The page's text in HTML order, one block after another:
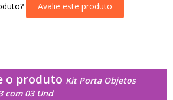
Avalie este produto
o produto Kit Porta Objetos
com 03 Und